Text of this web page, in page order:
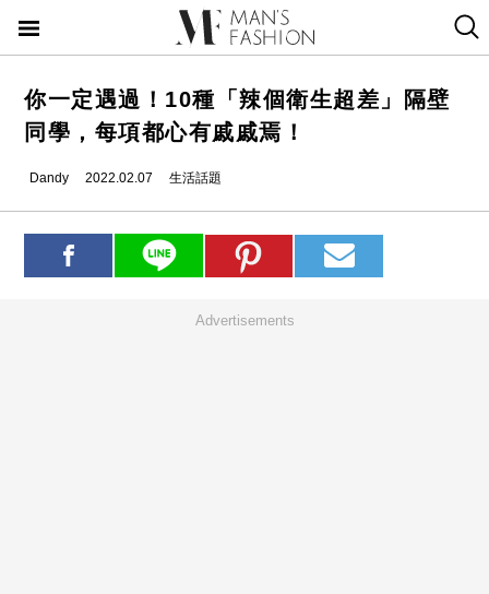
你一定遇過！10種「辣個衛生超差」隔壁
同學，每項都心有戚戚焉！
Dandy 2022.02.07 生活話題
Advertisements